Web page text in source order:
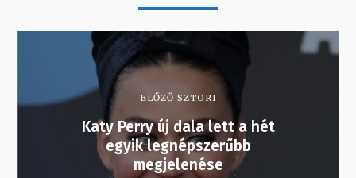
ELŐZŐ SZTORI
Katy Perry új dala lett a hét
egyik legnépszerűbb
megjelenése